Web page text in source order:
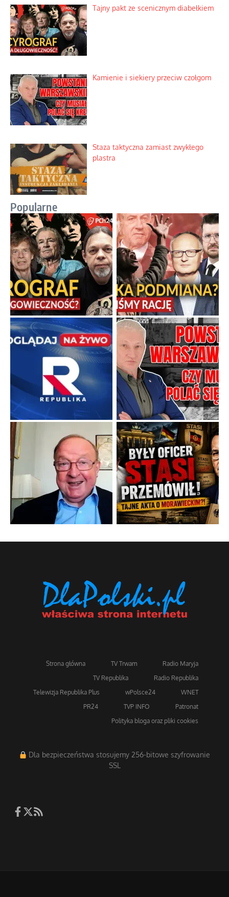
Tajny pakt ze scenicznym diabełkiem
Kamienie i siekiery przeciw czołgom
Staza taktyczna zamiast zwykłego
plastra
Popularne
Strona główna TV Trwam
Radio Maryja
TV Republika
Radio Republika
Telewizja Republika Plus
wPolsce24
WNET
PR24
TVP INFO
Patronat
Polityka bloga oraz pliki cookies
Dla bezpieczeństwa stosujemy 256-bitowe szyfrowanie
SSL